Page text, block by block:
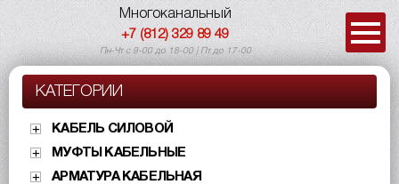
Многоканальный
+7 (812) 329 89 49
Пн-Чт с 9-00 до 18-00 | Пт до 17-00
КАТЕГОРИИ
КАБЕЛЬ СИЛОВОЙ
МУФТЫ КАБЕЛЬНЫЕ
АРМАТУРА КАБЕЛЬНАЯ